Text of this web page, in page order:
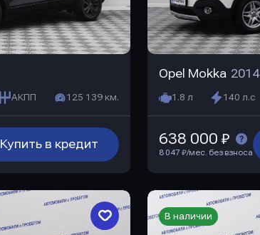
АКПП 125 139 км.
Купить в кредит
Opel Mokka 2014
1.8 л 140 л.с
638 000 ₽
8 047 ₽/мес. без взноса
В наличии